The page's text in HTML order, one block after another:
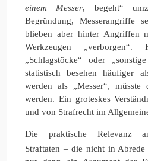
einem Messer, begeht“
Begründung, Messerangriffe
blieben aber hinter Angriffen
Werkzeugen
„Schlagstöcke“ oder
statistisch besehen häufiger
werden als „Messer“, müsste
werden. Ein groteskes
und von Strafrecht im
Die praktische Relevanz
Straftaten – die nicht in